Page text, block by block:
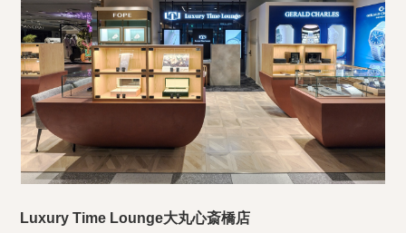
Luxury Time Lounge大丸心斎橋店